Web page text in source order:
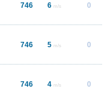
746 6 m/s 0
746 5 m/s 0
746 4 m/s 0